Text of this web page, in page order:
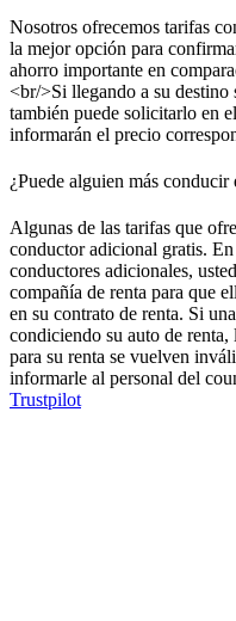
Nosotros ofrecemos tarifas
la mejor opción para
ahorro importante en
<br/>Si llegando a su destino
también puede solicitarlo en
informarán el precio
¿Puede alguien más conducir
Algunas de las tarifas que
conductor adicional gratis.
conductores adicionales,
compañía de renta para que
en su contrato de renta. Si
condiciendo su auto de renta,
para su renta se vuelven
informarle al personal del
Trustpilot